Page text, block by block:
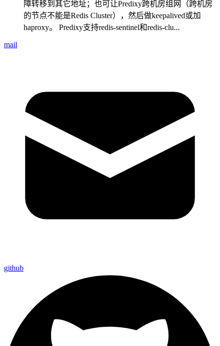
障转移到其它地址；也可让Predixy跨机房组网（跨机房
的节点不能是Redis Cluster），然后做keepalived或加
haproxy。 Predixy支持redis-sentinel和redis-clu...
mail
github